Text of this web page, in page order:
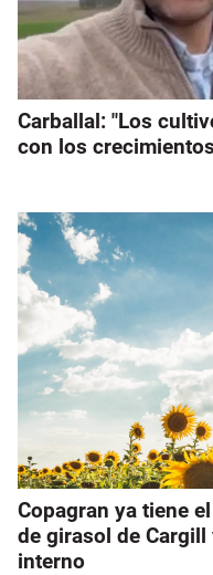
Carballal: "Los
con los
Copagran ya tiene
de girasol de
interno